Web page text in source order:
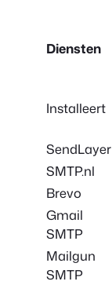
Diensten
Installeert
SendLayer
SMTP.nl
Brevo
Gmail
SMTP
Mailgun
SMTP